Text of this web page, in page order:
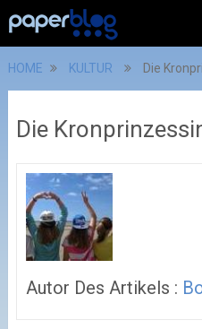
HOME KULTUR Die
Die
Autor Des Artikels :